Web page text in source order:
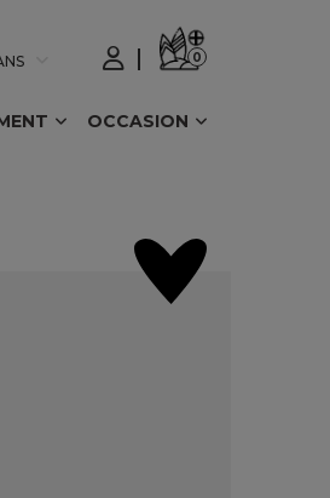
0
OCCASION